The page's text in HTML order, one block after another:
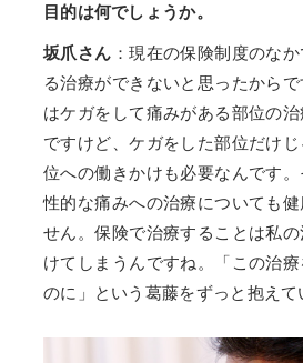
目的は何でしょうか。
坂爪さん ：現在の保険制度のな
る治療ができないと思ったから
はケガをして痛みがある部位の
ですけど、ケガをした部位だけ
位への働きかけも必要なんです
性的な痛みへの治療についても
せん。保険で治療することは私
けてしまうんですね。「この治
のに」という葛藤をずっと抱えて